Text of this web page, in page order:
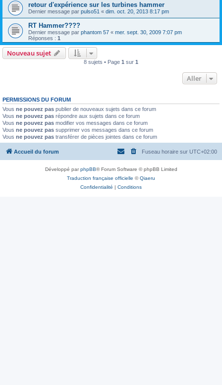
retour d'expérience sur les turbines hammer
Dernier message par pulso51 « dim. oct. 20, 2013 8:17 pm
RT Hammer????
Dernier message par phantom 57 « mer. sept. 30, 2009 7:07 pm
Réponses : 1
Nouveau sujet
8 sujets • Page 1 sur 1
Aller
PERMISSIONS DU FORUM
Vous ne pouvez pas publier de nouveaux sujets dans ce forum
Vous ne pouvez pas répondre aux sujets dans ce forum
Vous ne pouvez pas modifier vos messages dans ce forum
Vous ne pouvez pas supprimer vos messages dans ce forum
Vous ne pouvez pas transférer de pièces jointes dans ce forum
Accueil du forum Fuseau horaire sur UTC+02:00
Développé parphpBB® Forum Software © phpBB Limited
Traduction française officielle ©Qiaeru
Confidentialité | Conditions